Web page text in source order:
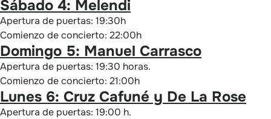
Sábado 4: Melendi
Apertura de puertas: 19:30h
Comienzo de concierto: 22:00h
Domingo 5: Manuel Carrasco
Apertura de puertas: 19:30 horas.
Comienzo de concierto: 21:00h
Lunes 6: Cruz Cafuné y De La Rose
Apertura de puertas: 19:00 h.